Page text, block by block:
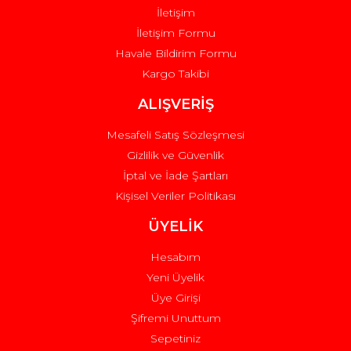
Gönder
İletişim
İletişim Formu
Havale Bildirim Formu
Kargo Takibi
ALIŞVERİŞ
Mesafeli Satış Sözleşmesi
Gizlilik ve Güvenlik
İptal ve İade Şartları
Kişisel Veriler Politikası
ÜYELİK
Hesabım
Yeni Üyelik
Üye Girişi
Şifremi Unuttum
Sepetiniz